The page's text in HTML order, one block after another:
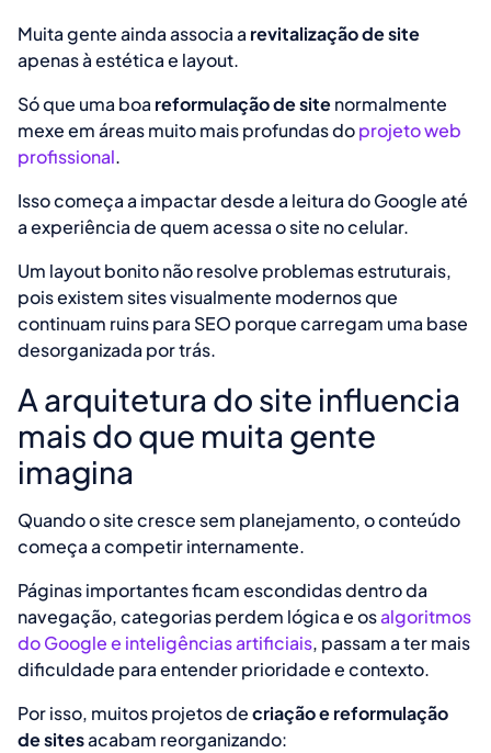
Muita gente ainda associa a revitalização de site
apenas à estética e layout.
Só que uma boa reformulação de sitenormalmente
mexe em áreas muito mais profundas doprojeto web
profissional.
Isso começa a impactar desde a leitura do Google até
a experiência de quem acessa o site no celular.
Um layout bonito não resolve problemas estruturais,
pois existem sites visualmente modernos que
continuam ruins para SEO porque carregam uma base
desorganizada por trás.
A arquitetura do site influencia
mais do que muita gente
imagina
Quando o site cresce sem planejamento, o conteúdo
começa a competir internamente.
Páginas importantes ficam escondidas dentro da
navegação, categorias perdem lógica e osalgoritmos
do Google e inteligências artificiais, passam a ter mais
dificuldade para entender prioridade e contexto.
Por isso, muitos projetos decriação e reformulação
de sitesacabam reorganizando: